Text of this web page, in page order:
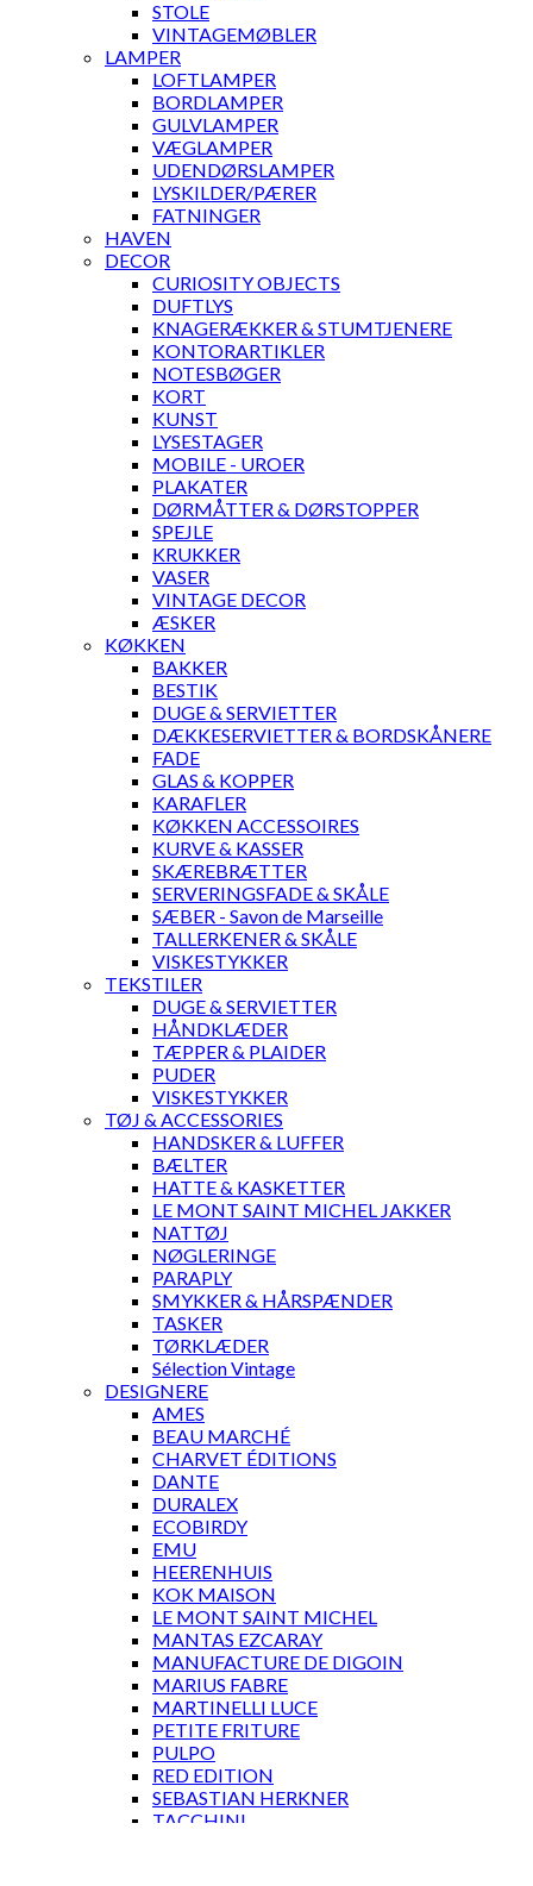
STOLE
VINTAGEMØBLER
LAMPER
LOFTLAMPER
BORDLAMPER
GULVLAMPER
VÆGLAMPER
UDENDØRSLAMPER
LYSKILDER/PÆRER
FATNINGER
HAVEN
DECOR
CURIOSITY OBJECTS
DUFTLYS
KNAGERÆKKER & STUMTJENERE
KONTORARTIKLER
NOTESBØGER
KORT
KUNST
LYSESTAGER
MOBILE - UROER
PLAKATER
DØRMÅTTER & DØRSTOPPER
SPEJLE
KRUKKER
VASER
VINTAGE DECOR
ÆSKER
KØKKEN
BAKKER
BESTIK
DUGE & SERVIETTER
DÆKKESERVIETTER & BORDSKÅNERE
FADE
GLAS & KOPPER
KARAFLER
KØKKEN ACCESSOIRES
KURVE & KASSER
SKÆREBRÆTTER
SERVERINGSFADE & SKÅLE
SÆBER - Savon de Marseille
TALLERKENER & SKÅLE
VISKESTYKKER
TEKSTILER
DUGE & SERVIETTER
HÅNDKLÆDER
TÆPPER & PLAIDER
PUDER
VISKESTYKKER
TØJ & ACCESSORIES
HANDSKER & LUFFER
BÆLTER
HATTE & KASKETTER
LE MONT SAINT MICHEL JAKKER
NATTØJ
NØGLERINGE
PARAPLY
SMYKKER & HÅRSPÆNDER
TASKER
TØRKLÆDER
Sélection Vintage
DESIGNERE
AMES
BEAU MARCHÉ
CHARVET ÉDITIONS
DANTE
DURALEX
ECOBIRDY
EMU
HEERENHUIS
KOK MAISON
LE MONT SAINT MICHEL
MANTAS EZCARAY
MANUFACTURE DE DIGOIN
MARIUS FABRE
MARTINELLI LUCE
PETITE FRITURE
PULPO
RED EDITION
SEBASTIAN HERKNER
TACCHINI